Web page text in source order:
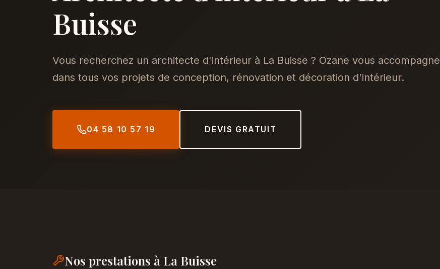
Buisse
Vous recherchez un architecte d'intérieur à La Buisse ? Ozane vous accompagne
dans tous vos projets de conception, rénovation et décoration d'intérieur.
04 58 10 57 19 DEVIS GRATUIT
Nos prestations à La Buisse